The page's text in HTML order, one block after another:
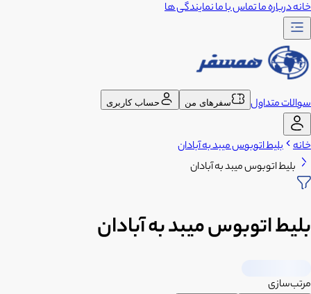
خانهدرباره ماتماس با مانمایندگی ها
سوالات متداول سفرهای من حساب کاربری
خانه بلیط اتوبوس میبد به آبادان
بلیط اتوبوس میبد به آبادان
بلیط اتوبوس میبد به آبادان
مرتب‌سازی